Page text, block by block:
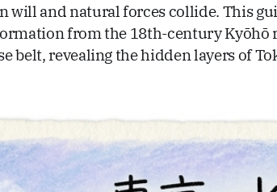
will and natural forces collide. This
from the 18th-century Kyōhō
belt, revealing the hidden layers of